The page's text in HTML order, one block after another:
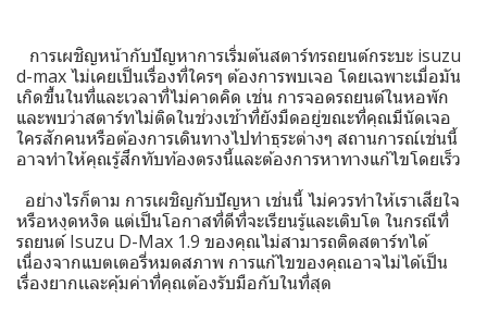
การเผชิญหน้ากับปัญหาการเริ่มต้นสตาร์ทรถยนต์กระบะ isuzu
d-max ไม่เคยเป็นเรื่องที่ใครๆ ต้องการพบเจอ โดยเฉพาะเมื่อมัน
เกิดขึ้นในที่และเวลาที่ไม่คาดคิด เช่น การจอดรถยนต์ในหอพัก
และพบว่าสตาร์ทไม่ติดในช่วงเช้าที่ยังมืดอยู่ขณะที่คุณมีนัดเจอ
ใครสักคนหรือต้องการเดินทางไปทำธุระต่างๆ สถานการณ์เช่นนี้
อาจทำให้คุณรู้สึกทับท้องตรงนี้และต้องการหาทางแก้ไขโดยเร็ว
อย่างไรก็ตาม การเผชิญกับปัญหา เช่นนี้ ไม่ควรทำให้เราเสียใจ
หรือหงุดหงิด แต่เป็นโอกาสที่ดีที่จะเรียนรู้และเติบโต ในกรณีที่
รถยนต์ Isuzu D-Max 1.9 ของคุณไม่สามารถติดสตาร์ทได้
เนื่องจากแบตเตอรี่หมดสภาพ การแก้ไขของคุณอาจไม่ได้เป็น
เรื่องยากเเละคุ้มค่าที่คุณต้องรับมือกับในที่สุด